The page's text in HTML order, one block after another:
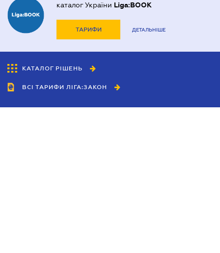
каталог України Liga:BOOK
ТАРИФИ ДЕТАЛЬНІШЕ
КАТАЛОГ РІШЕНЬ
ВСІ ТАРИФИ ЛІГА:ЗАКОН